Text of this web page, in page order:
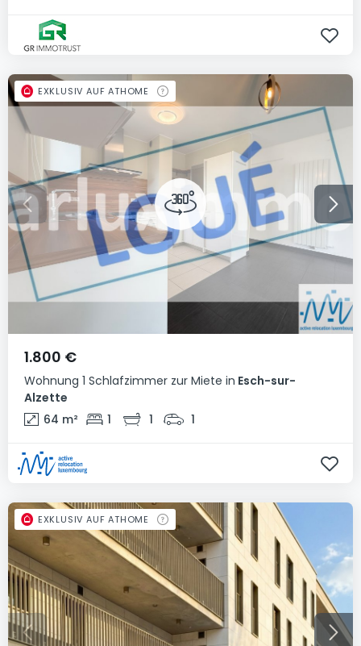
Wohnung 1 Schlafzimmer zur Miete in Esch-sur-
Alzette
1.800 €
64 m² 1 1 1
EXKLUSIV AUF ATHOME
EXKLUSIV AUF ATHOME